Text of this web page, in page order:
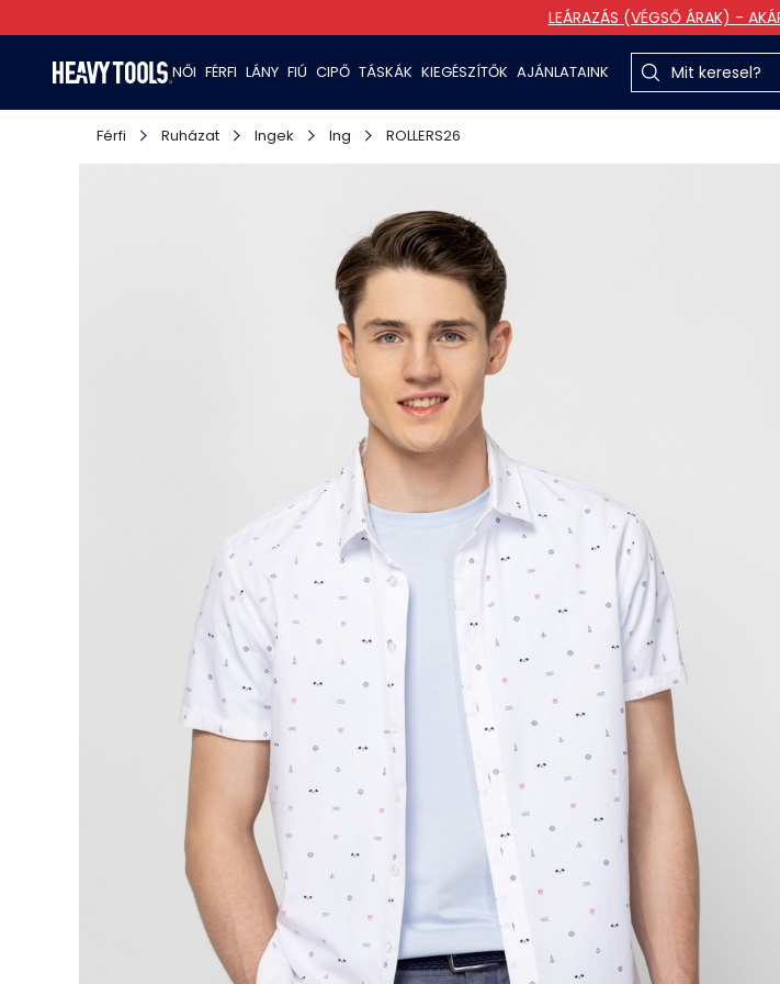
LEÁRAZÁS (VÉGSŐ ÁRAK) -
NŐI FÉRFI LÁNY FIÚ CIPŐ TÁSKÁK KIEGÉSZÍTŐK AJÁNLATAINK
Férfi Ruházat Ingek Ing ROLLERS26